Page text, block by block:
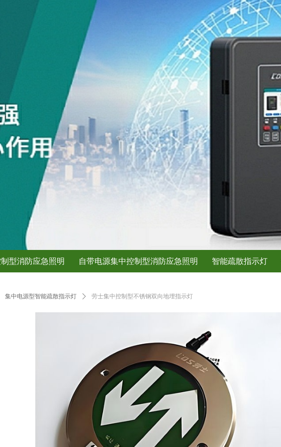
型消防应急照明 自带电源集中控制型消防应急照明 智能疏散指示灯
集中电源型智能疏散指示灯 ꄲ 劳士集中控制型不锈钢双向地埋指示灯